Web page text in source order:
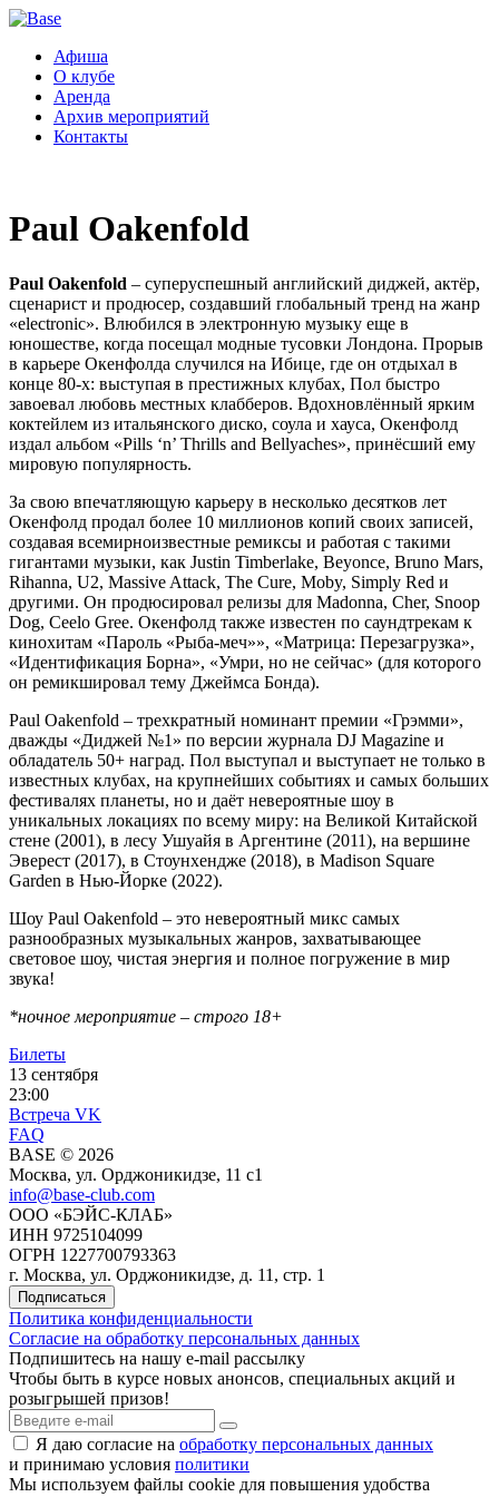
Афиша
О клубе
Аренда
Архив мероприятий
Контакты
Paul Oakenfold
Paul Oakenfold – суперуспешный английский диджей, актёр,
сценарист и продюсер, создавший глобальный тренд на жанр
«electronic». Влюбился в электронную музыку еще в
юношестве, когда посещал модные тусовки Лондона. Прорыв
в карьере Окенфолда случился на Ибице, где он отдыхал в
конце 80-х: выступая в престижных клубах, Пол быстро
завоевал любовь местных клабберов. Вдохновлённый ярким
коктейлем из итальянского диско, соула и хауса, Окенфолд
издал альбом «Pills ‘n’ Thrills and Bellyaches», принёсший ему
мировую популярность.
За свою впечатляющую карьеру в несколько десятков лет
Окенфолд продал более 10 миллионов копий своих записей,
создавая всемирноизвестные ремиксы и работая с такими
гигантами музыки, как Justin Timberlake, Beyonce, Bruno Mars,
Rihanna, U2, Massive Attack, The Cure, Moby, Simply Red и
другими. Он продюсировал релизы для Madonna, Cher, Snoop
Dog, Ceelo Gree. Окенфолд также известен по саундтрекам к
кинохитам «Пароль «Рыба-меч»», «Матрица: Перезагрузка»,
«Идентификация Борна», «Умри, но не сейчас» (для которого
он ремикшировал тему Джеймса Бонда).
Paul Oakenfold – трехкратный номинант премии «Грэмми»,
дважды «Диджей №1» по версии журнала DJ Magazine и
обладатель 50+ наград. Пол выступал и выступает не только в
известных клубах, на крупнейших событиях и самых больших
фестивалях планеты, но и даёт невероятные шоу в
уникальных локациях по всему миру: на Великой Китайской
стене (2001), в лесу Ушуайя в Аргентине (2011), на вершине
Эверест (2017), в Стоунхендже (2018), в Madison Square
Garden в Нью-Йорке (2022).
Шоу Paul Oakenfold – это невероятный микс самых
разнообразных музыкальных жанров, захватывающее
световое шоу, чистая энергия и полное погружение в мир
звука!
*ночное мероприятие – строго 18+
Билеты
13 сентября
23:00
Встреча VK
FAQ
BASE © 2026
Москва, ул. Орджоникидзе, 11 c1
info@base-club.com
ООО «БЭЙС-КЛАБ»
ИНН 9725104099
ОГРН 1227700793363
г. Москва, ул. Орджоникидзе, д. 11, стр. 1
Подписаться
Политика конфиденциальности
Согласие на обработку персональных данных
Подпишитесь на нашу e-mail рассылку
Чтобы быть в курсе новых анонсов, специальных акций и
розыгрышей призов!
Я даю согласие на обработку персональных данных
и принимаю условия политики
Мы используем файлы cookie для повышения удобства